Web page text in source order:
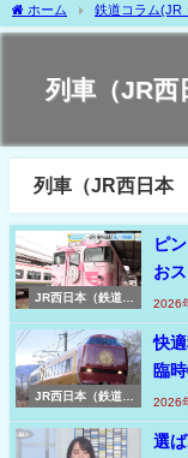
ホーム 鉄道コラム(JR
（JR西日本 鉄道コラム）
列車（JR
列車（JR西日本
JR西日本（鉄道コ
ピ
お
2026
JR西日本（鉄道コ
快
臨
2026
選